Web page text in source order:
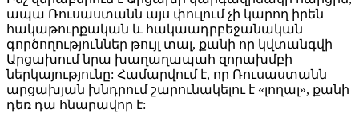
ապա Ռուսաստանն այս փուլում չի կարող իրեն
հակաթուրքական և հակաադրբեջանական
գործողություններ թույլ տալ, քանի որ կվտանգվի
Արցախում նրա խաղաղապահ զորախմբի
ներկայությունը: Համարվում է, որ Ռուսաստանն
արցախյան խնդրում շարունակելու է «լողալ», քանի
դեռ դա հնարավոր է: